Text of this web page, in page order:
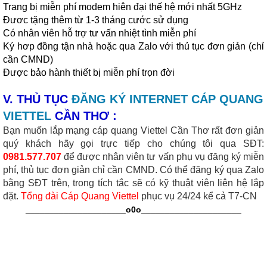
Trang bị miễn phí modem hiên đại thế hệ mới nhất 5GHz
Đươc tặng thêm từ 1-3 tháng cước sử dụng
Có nhân viên hỗ trợ tư vấn nhiệt tình miễn phí
Ký hơp đồng tận nhà hoặc qua Zalo với thủ tục đơn giản (chỉ
cần CMND)
Được bảo hành thiết bị miễn phí trọn đời
V. THỦ TỤC ĐĂNG KÝ INTERNET CÁP QUANG
VIETTEL CẦN THƠ :
Bạn muốn lắp mạng cáp quang Viettel Cần Thơ rất đơn giản
quý khách hãy gọi trực tiếp cho chúng tôi qua SĐT:
0981.577.707 để được nhân viên tư vấn phụ vụ đăng ký miễn
phí, thủ tục đơn giản chỉ cần CMND. Có thể đăng ký qua Zalo
bằng SĐT trên, trong tích tắc sẽ có kỹ thuật viên liên hệ lắp
đặt. Tổng đài Cáp Quang Viettel phục vụ 24/24 kể cả T7-CN
_____________________o0o